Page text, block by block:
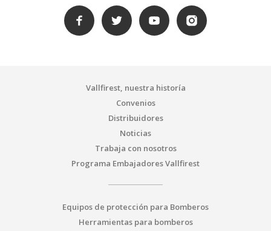
Vallfirest, nuestra historía
Convenios
Distribuidores
Noticias
Trabaja con nosotros
Programa Embajadores Vallfirest
Equipos de protección para Bomberos
Herramientas para bomberos